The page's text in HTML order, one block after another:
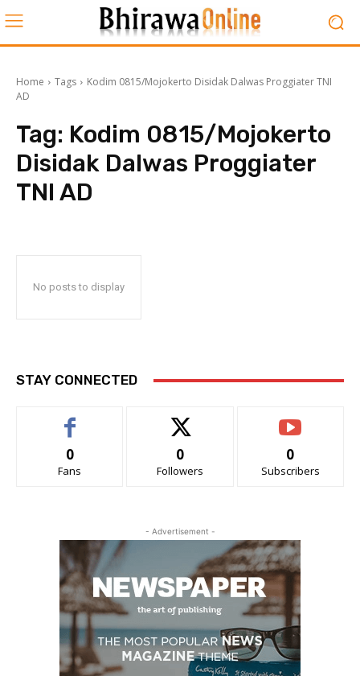
Home Tags
Kodim 0815/Mojokerto Disidak Dalwas Proggiater TNI
AD
Tag: Kodim 0815/Mojokerto
Disidak Dalwas Proggiater
TNI AD
No posts to display
STAY CONNECTED
0
Fans
0
Followers
0
Subscribers
- Advertisement -